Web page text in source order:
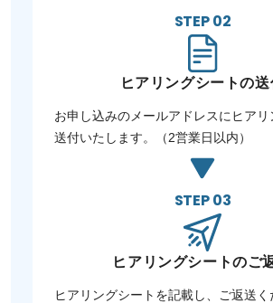
STEP 02
ヒアリングシートの送
お申し込みのメールアドレスにヒアリ
送付いたします。（2営業日以内）
STEP 03
ヒアリングシートのご
ヒアリングシートを記載し、ご返送く